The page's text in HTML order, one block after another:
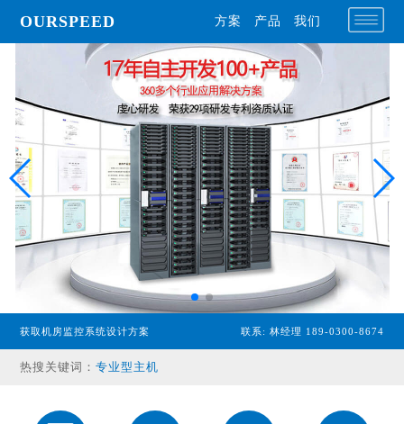
OURSPEED 方案 产品 我们
获取机房监控系统设计方案 联系: 林经理 189-0300-8674
热搜关键词：专业型主机
漏水检测设备